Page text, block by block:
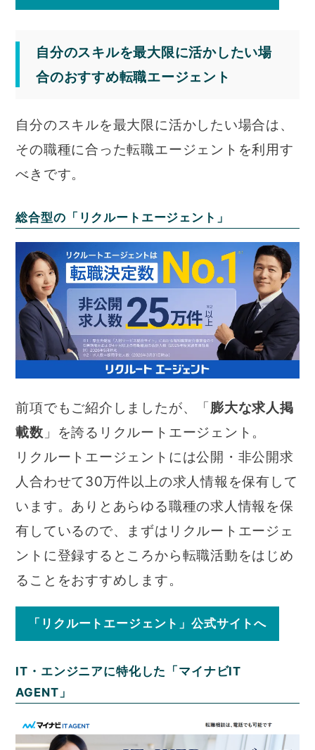
自分のスキルを最大限に活かしたい場
合のおすすめ転職エージェント
自分のスキルを最大限に活かしたい場合は、
その職種に合った転職エージェントを利用す
べきです。
総合型の「リクルートエージェント」
前項でもご紹介しましたが、「膨大な求人掲
載数 」を誇るリクルートエージェント。
リクルートエージェントには公開・非公開求
人合わせて30万件以上の求人情報を保有して
います。ありとあらゆる職種の求人情報を保
有しているので、まずはリクルートエージェ
ントに登録するところから転職活動をはじめ
ることをおすすめします。
「リクルートエージェント」公式サイトへ
IT・エンジニアに特化した「マイナビIT
AGENT」